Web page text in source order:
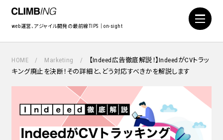
web運営、アジャイル開発の最前線TIPS｜on-sight
HOME Marketing
【Indeed広告徹底解説！】IndeedがCVトラッ
キング廃止を決断！その詳細と、どう対応すべきかを解説します